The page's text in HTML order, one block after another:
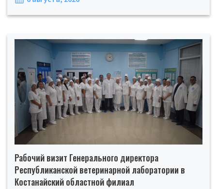
Рабочий визит Генерального директора
Республиканской ветеринарной лаборатории в
Костанайский областной филиал